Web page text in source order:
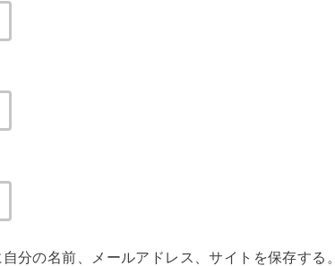
分の名前、メールアドレス、サイトを保存する。